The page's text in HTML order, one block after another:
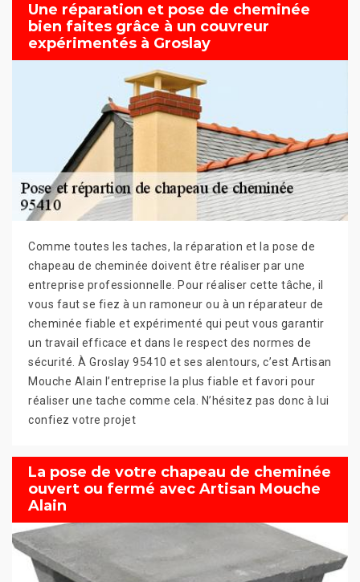
Une réparation et pose de cheminée
bien faites grâce à un couvreur
expérimentés à Groslay
Comme toutes les taches, la réparation et la pose de
chapeau de cheminée doivent être réaliser par une
entreprise professionnelle. Pour réaliser cette tâche, il
vous faut se fiez à un ramoneur ou à un réparateur de
cheminée fiable et expérimenté qui peut vous garantir
un travail efficace et dans le respect des normes de
sécurité. À Groslay 95410 et ses alentours, c’est Artisan
Mouche Alain l’entreprise la plus fiable et favori pour
réaliser une tache comme cela. N’hésitez pas donc à lui
confiez votre projet
La pose de votre chapeau de cheminée
ouvert ou fermé avec Artisan Mouche
Alain